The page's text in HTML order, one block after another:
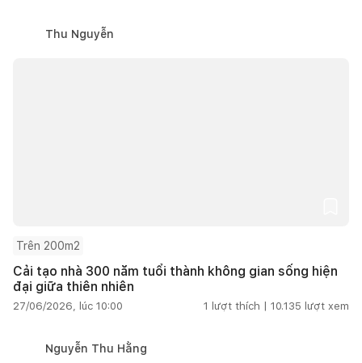
Thu Nguyễn
Trên 200m2
Cải tạo nhà 300 năm tuổi thành không gian sống hiện
đại giữa thiên nhiên
27/06/2026, lúc 10:00 1 lượt thích | 10.135 lượt xem
Nguyễn Thu Hằng